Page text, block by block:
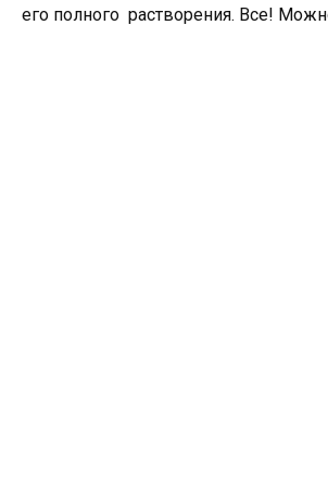
его полного растворения. Все!